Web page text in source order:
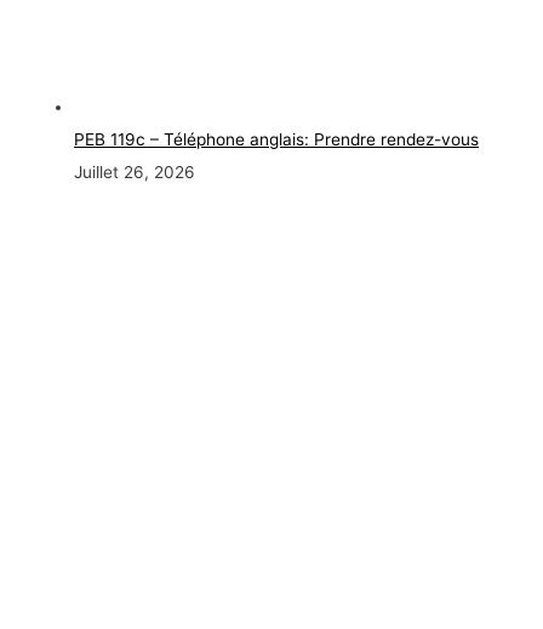
PEB 119c – Téléphone anglais: Prendre rendez-vous
Juillet 26, 2026